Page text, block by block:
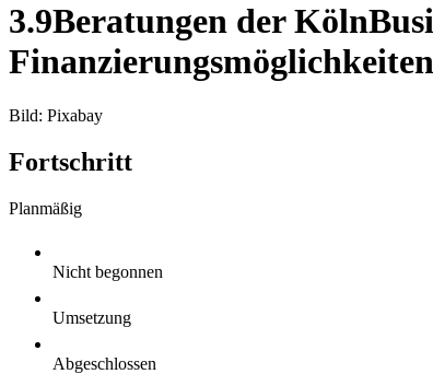
3.9Beratungen der
Bild: Pixabay
Fortschritt
Planmäßig
Nicht begonnen
Umsetzung
Abgeschlossen